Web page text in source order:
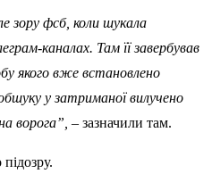
зору фсб, коли шукала
каналах. Там її завербував
якого вже встановлено
у затриманої вилучено
ворога”, – зазначили там.